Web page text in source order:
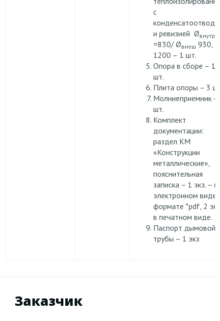
с
и ревизией Øвнутр
=830/ Øвнеш 930,
1200 – 1 шт.
Опора в сборе – 1
шт.
Плита опоры – 3
Молниеприемник -1
шт.
Комплект
документации:
раздел КМ
«Конструкции
металлические»,
пояснительная
записка – 1 экз. – в
электронном виде
формате *pdf, 2
в печатном виде.
Паспорт дымовой
трубы – 1 экз
Заказчик